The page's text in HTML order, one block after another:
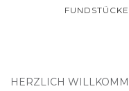
HERZLICH